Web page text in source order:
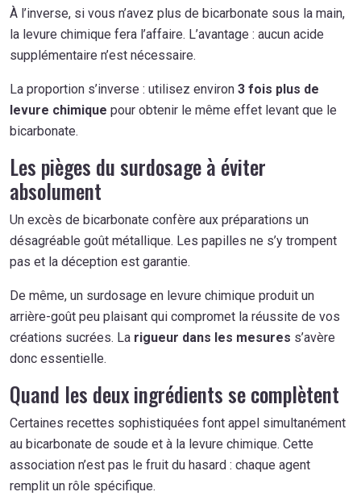
À l’inverse, si vous n’avez plus de bicarbonate sous la main,
la levure chimique fera l’affaire. L’avantage : aucun acide
supplémentaire n’est nécessaire.
La proportion s’inverse : utilisez environ 3 fois plus de
levure chimique pour obtenir le même effet levant que le
bicarbonate.
Les pièges du surdosage à éviter
absolument
Un excès de bicarbonate confère aux préparations un
désagréable goût métallique. Les papilles ne s’y trompent
pas et la déception est garantie.
De même, un surdosage en levure chimique produit un
arrière-goût peu plaisant qui compromet la réussite de vos
créations sucrées. La rigueur dans les mesures s’avère
donc essentielle.
Quand les deux ingrédients se complètent
Certaines recettes sophistiquées font appel simultanément
au bicarbonate de soude et à la levure chimique. Cette
association n’est pas le fruit du hasard : chaque agent
remplit un rôle spécifique.